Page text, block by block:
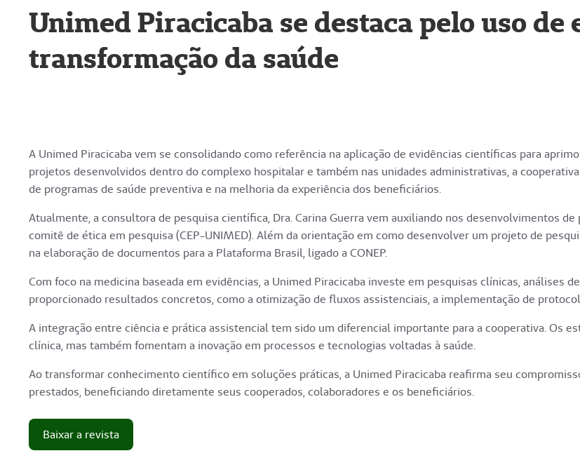
Unimed Piracicaba se destaca pelo uso
transformação da saúde
A Unimed Piracicaba vem se consolidando como referência na aplicação de evidências científicas para
projetos desenvolvidos dentro do complexo hospitalar e também nas unidades administrativas, a
de programas de saúde preventiva e na melhoria da experiência dos beneficiários.
Atualmente, a consultora de pesquisa científica, Dra. Carina Guerra vem auxiliando nos desenvolvimentos
comitê de ética em pesquisa (CEP-UNIMED). Além da orientação em como desenvolver um projeto de
na elaboração de documentos para a Plataforma Brasil, ligado a CONEP.
Com foco na medicina baseada em evidências, a Unimed Piracicaba investe em pesquisas clínicas, análises
proporcionado resultados concretos, como a otimização de fluxos assistenciais, a implementação de
A integração entre ciência e prática assistencial tem sido um diferencial importante para a cooperativa. Os
clínica, mas também fomentam a inovação em processos e tecnologias voltadas à saúde.
Ao transformar conhecimento científico em soluções práticas, a Unimed Piracicaba reafirma seu
prestados, beneficiando diretamente seus cooperados, colaboradores e os beneficiários.
Baixar a revista